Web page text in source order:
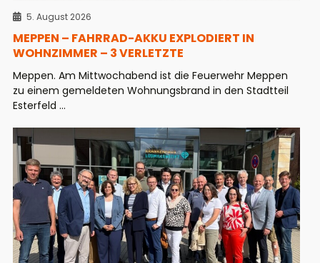
5. August 2026
MEPPEN – FAHRRAD-AKKU EXPLODIERT IN
WOHNZIMMER – 3 VERLETZTE
Meppen. Am Mittwochabend ist die Feuerwehr Meppen
zu einem gemeldeten Wohnungsbrand in den Stadtteil
Esterfeld ...